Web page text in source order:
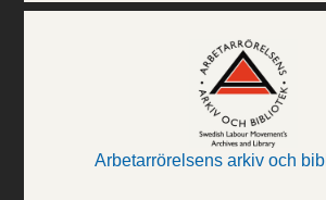
Arbetarrörelsens arkiv och